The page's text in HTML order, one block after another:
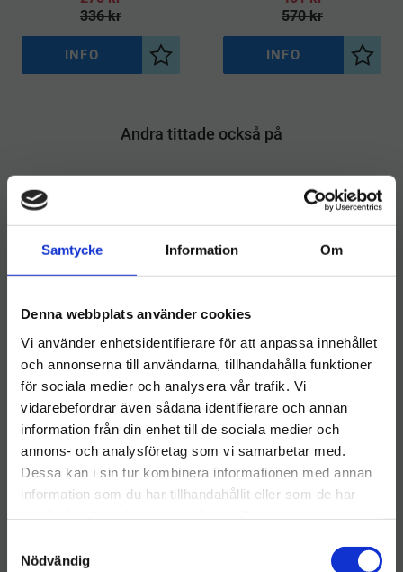
Samtycke Information Om
Denna webbplats använder cookies
Vi använder enhetsidentifierare för att anpassa innehållet
och annonserna till användarna, tillhandahålla funktioner
för sociala medier och analysera vår trafik. Vi
vidarebefordrar även sådana identifierare och annan
information från din enhet till de sociala medier och
annons- och analysföretag som vi samarbetar med.
Dessa kan i sin tur kombinera informationen med annan
information som du har tillhandahållit eller som de har
Nödvändig
336kr
Lägg till i önskelista
INFO
570kr
Lägg
INFO
Andra tittade också på
Minisvabb Anna 250g
26cm
För våt- och torrstädning av
mindre till medelstora
golvytor, perfekt för hem,
kontor och trånga
utrymmen
24 kr
INFO
MAX Microduk ECO Gul
32x32cm
Den bibehåller sin funktion
efter upp till 500
maskintvättar och krymper
mindre än 6%
8kr
KAMPANJ
INFO
Välkommen till hygieneleeds.se
Vill du handla som företag eller privatperson?
FÖRETAG